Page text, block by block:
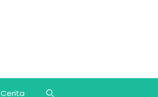
Cerita